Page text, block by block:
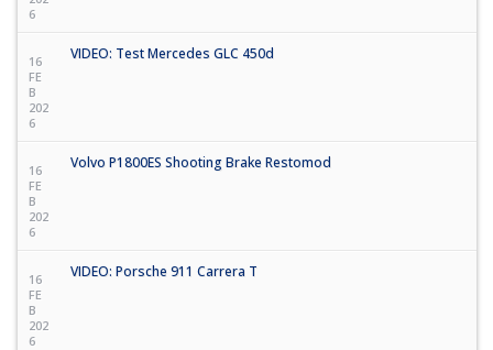
6
16
FE
B
202
6
VIDEO: Test Mercedes GLC 450d
16
FE
B
202
6
Volvo P1800ES Shooting Brake Restomod
16
FE
B
202
6
VIDEO: Porsche 911 Carrera T